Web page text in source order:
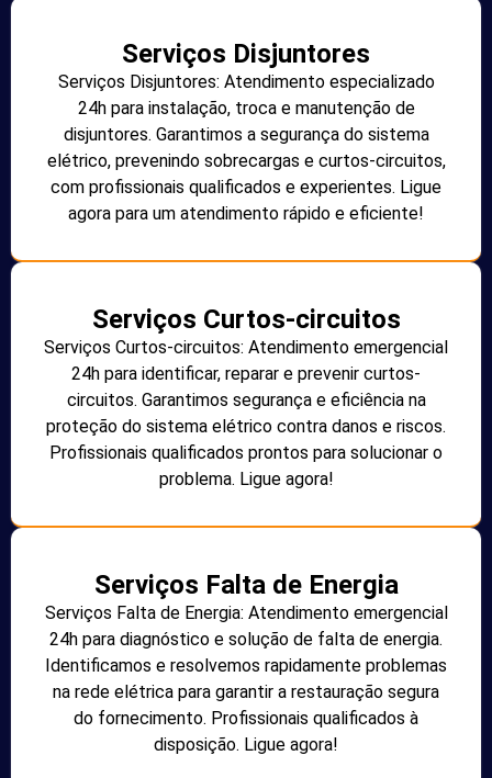
Serviços Disjuntores
Serviços Disjuntores: Atendimento especializado
24h para instalação, troca e manutenção de
disjuntores. Garantimos a segurança do sistema
elétrico, prevenindo sobrecargas e curtos-circuitos,
com profissionais qualificados e experientes. Ligue
agora para um atendimento rápido e eficiente!
Serviços Curtos-circuitos
Serviços Curtos-circuitos: Atendimento emergencial
24h para identificar, reparar e prevenir curtos-
circuitos. Garantimos segurança e eficiência na
proteção do sistema elétrico contra danos e riscos.
Profissionais qualificados prontos para solucionar o
problema. Ligue agora!
Serviços Falta de Energia
Serviços Falta de Energia: Atendimento emergencial
24h para diagnóstico e solução de falta de energia.
Identificamos e resolvemos rapidamente problemas
na rede elétrica para garantir a restauração segura
do fornecimento. Profissionais qualificados à
disposição. Ligue agora!